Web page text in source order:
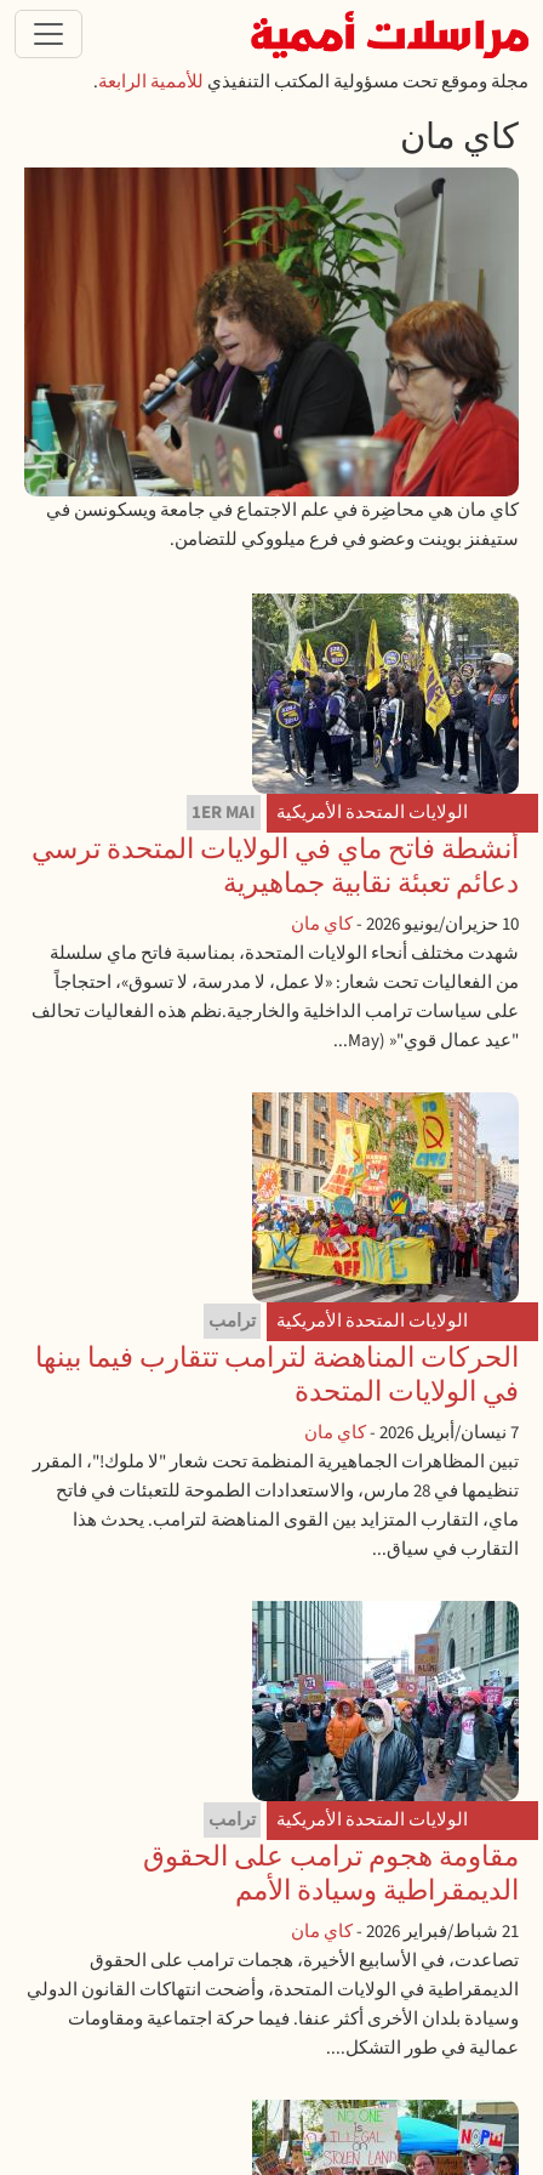
تجاوز إلى المحتوى الرئيسي
مجلة وموقع تحت مسؤولية المكتب التنفيذي للأممية الرابعة.
كاي مان
كاي مان هي محاضِرة في علم الاجتماع في جامعة ويسكونسن في
ستيفنز بوينت وعضو في فرع ميلووكي للتضامن.
الولايات المتحدة الأمريكية 1ER MAI
أنشطة فاتح ماي في الولايات المتحدة ترسي
دعائم تعبئة نقابية جماهيرية
10 حزيران/يونيو 2026 -كاي مان
شهدت مختلف أنحاء الولايات المتحدة، بمناسبة فاتح ماي سلسلة
من الفعاليات تحت شعار: «لا عمل، لا مدرسة، لا تسوق»، احتجاجاً
على سياسات ترامب الداخلية والخارجية.نظم هذه الفعاليات تحالف
"عيد عمال قوي"« (May...
الولايات المتحدة الأمريكية ترامب
الحركات المناهضة لترامب تتقارب فيما بينها
في الولايات المتحدة
7 نيسان/أبريل 2026 -كاي مان
تبين المظاهرات الجماهيرية المنظمة تحت شعار "لا ملوك!"، المقرر
تنظيمها في 28 مارس، والاستعدادات الطموحة للتعبئات في فاتح
ماي، التقارب المتزايد بين القوى المناهضة لترامب. يحدث هذا
التقارب في سياق...
الولايات المتحدة الأمريكية ترامب
مقاومة هجوم ترامب على الحقوق
الديمقراطية وسيادة الأمم
21 شباط/فبراير 2026 -كاي مان
تصاعدت، في الأسابيع الأخيرة، هجمات ترامب على الحقوق
الديمقراطية في الولايات المتحدة، وأضحت انتهاكات القانون الدولي
وسيادة بلدان الأخرى أكثر عنفا. فيما حركة اجتماعية ومقاومات
عمالية في طور التشكل....